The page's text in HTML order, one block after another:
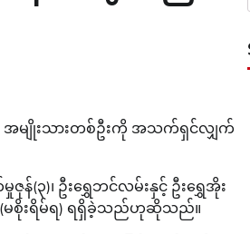
သူ အမျိုးသားတစ်ဦးကို အသက်ရှင်လျှက်
(၃)၊ ဦးရွှေဘင်လမ်းနှင့် ဦးရွှေအိုး
ာ(မစိုးရိမ်ရ) ရရှိခဲ့သည်ဟုဆိုသည်။